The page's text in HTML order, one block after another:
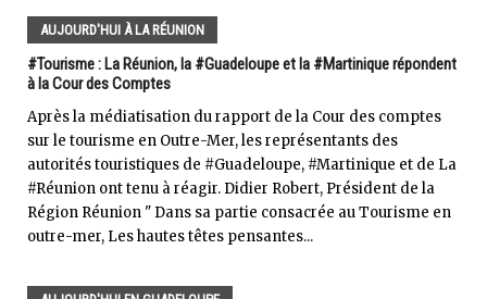
AUJOURD'HUI À LA RÉUNION
#Tourisme : La Réunion, la #Guadeloupe et la #Martinique répondent
à la Cour des Comptes
Après la médiatisation du rapport de la Cour des comptes
sur le tourisme en Outre-Mer, les représentants des
autorités touristiques de #Guadeloupe, #Martinique et de La
#Réunion ont tenu à réagir. Didier Robert, Président de la
Région Réunion " Dans sa partie consacrée au Tourisme en
outre-mer, Les hautes têtes pensantes...